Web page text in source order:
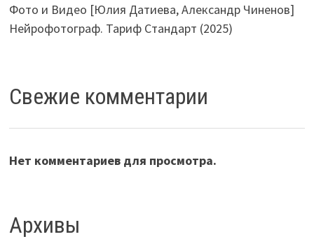
Фото и Видео [Юлия Датиева, Александр Чиненов]
Нейрофотограф. Тариф Стандарт (2025)
Свежие комментарии
Нет комментариев для просмотра.
Архивы